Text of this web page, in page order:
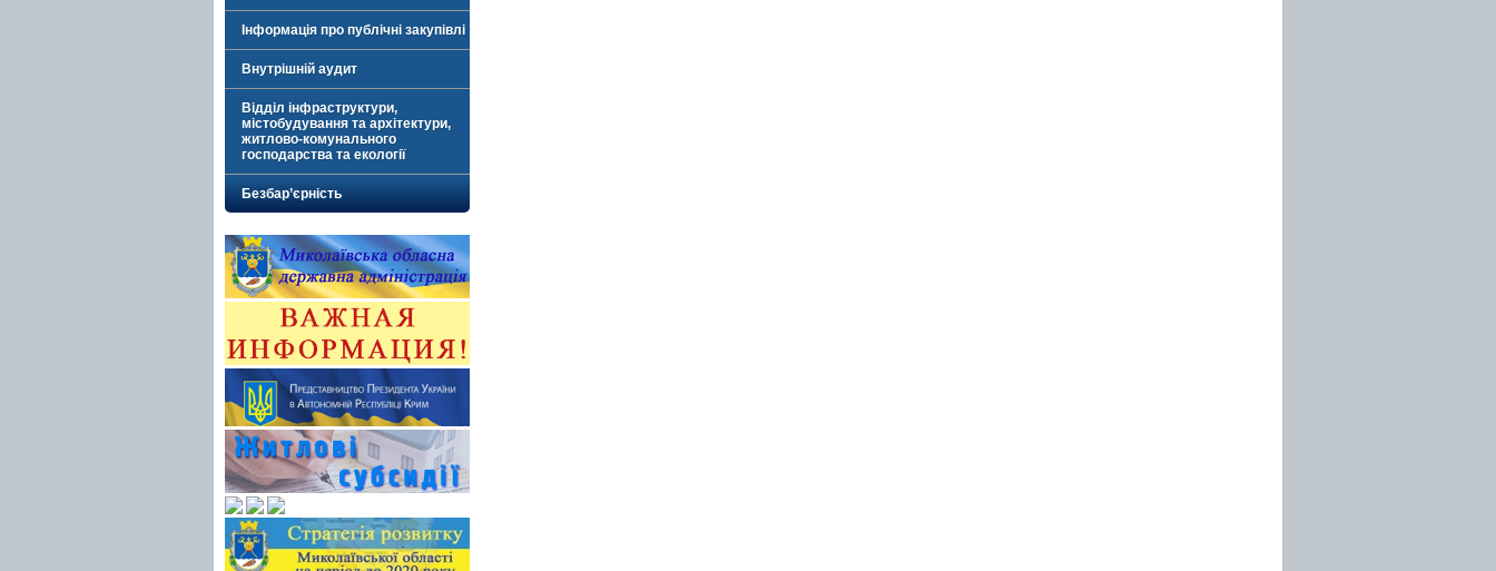
Інформація про публічні закупівлі
Внутрішній аудит
Відділ інфраструктури,
містобудування та архітектури,
житлово-комунального
господарства та екології
Безбар’єрність